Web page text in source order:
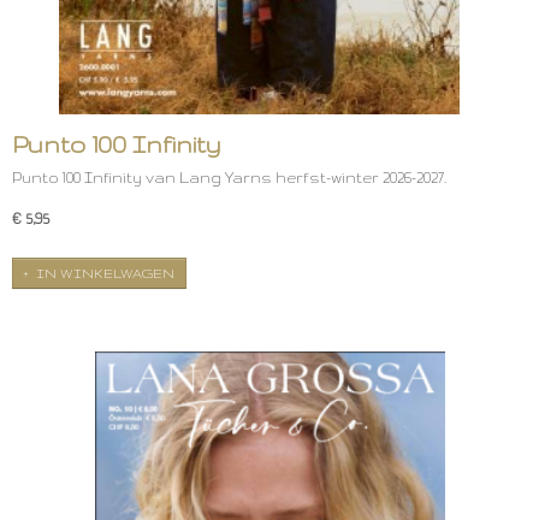
Punto 100 Infinity
Punto 100 Infinity van Lang Yarns herfst-winter 2026-2027.
€ 5,95
IN WINKELWAGEN